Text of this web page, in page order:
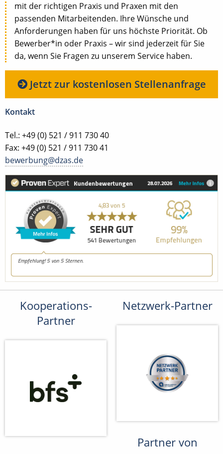
mit der richtigen Praxis und Praxen mit den
passenden Mitarbeitenden. Ihre Wünsche und
Anforderungen haben für uns höchste Priorität. Ob
Bewerber*in oder Praxis – wir sind jederzeit für Sie
da, wenn Sie Fragen zu unserem Service haben.
Jetzt zur kostenlosen Stellenanfrage
Kontakt
Tel.: +49 (0) 521 / 911 730 40
Fax: +49 (0) 521 / 911 730 41
bewerbung@dzas.de
Kooperations-
Partner
Netzwerk-Partner
Partner von